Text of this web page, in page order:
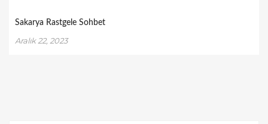
Sakarya Rastgele Sohbet
Aralık 22, 2023